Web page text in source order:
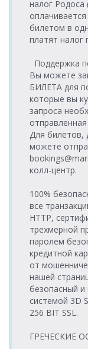
налог
билетом в
платят налог
Поддержка
Вы можете
БИЛЕТА для
которые вы
запроса
Для билетов,
можете
колл-центр.
100%
все
HTTP,
трехмерной
паролем
кредитной
от
нашей
безопасный
системой 3D
256 BIT SSL.
ГРЕЧЕСКИЕ